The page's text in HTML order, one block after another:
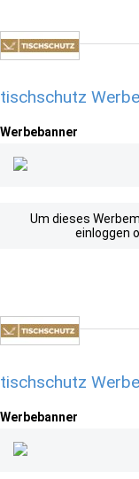
tischschutz
Werbebanner
Um dieses
einloggen
tischschutz
Werbebanner